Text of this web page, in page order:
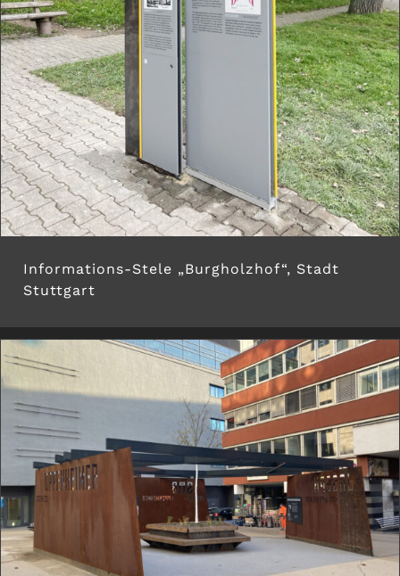
Informations-Stele „Burgholzhof“, Stadt
Stuttgart